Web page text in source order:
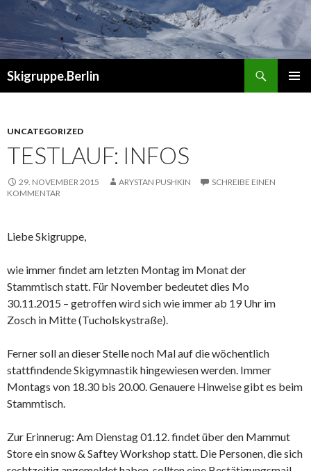
Skigruppe.Berlin
UNCATEGORIZED
TESTLAUF: INFOS
29. NOVEMBER 2015 ARYSTAN PUSHKIN
SCHREIBE EINEN
KOMMENTAR
Liebe Skigruppe,
wie immer findet am letzten Montag im Monat der
Stammtisch statt. Für November bedeutet dies Mo
30.11.2015 – getroffen wird sich wie immer ab 19 Uhr im
Zosch in Mitte (Tucholskystraße).
Ferner soll an dieser Stelle noch Mal auf die wöchentlich
stattfindende Skigymnastik hingewiesen werden. Immer
Montags von 18.30 bis 20.00. Genauere Hinweise gibt es beim
Stammtisch.
Zur Erinnerug: Am Dienstag 01.12. findet über den Mammut
Store ein snow & Saftey Workshop statt. Die Personen, die sich